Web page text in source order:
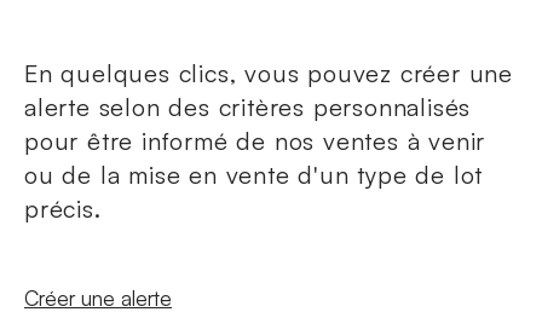
En quelques clics, vous pouvez créer une
alerte selon des critères personnalisés
pour être informé de nos ventes à venir
ou de la mise en vente d'un type de lot
précis.
Nouvelle fenêtre
Créer une alerte